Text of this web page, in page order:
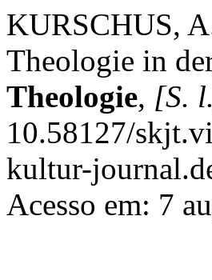
KURSCHUS,
Theologie in
Theologie, [S.
10.58127/
kultur-
Acesso em: 7